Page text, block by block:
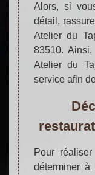
Alors, si
détail,
Atelier du
83510.
Atelier du
service afin
Pour
déterminer